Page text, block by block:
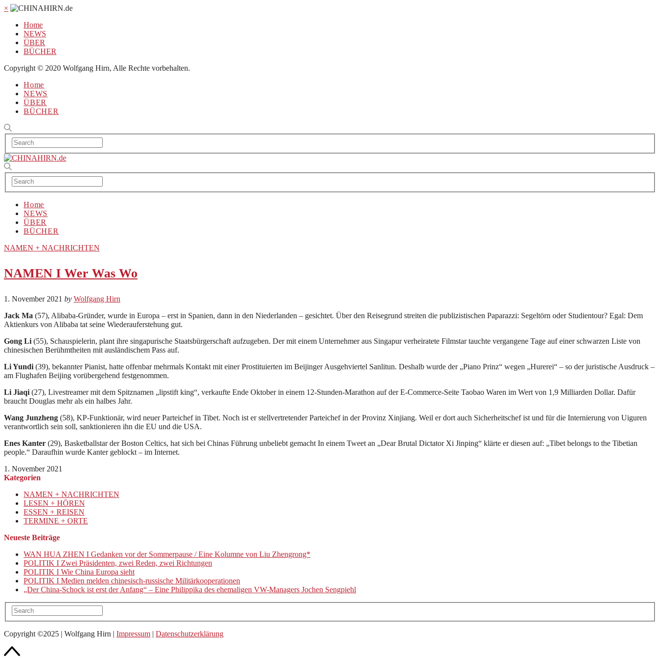
×
Home
NEWS
ÜBER
BÜCHER
Copyright © 2020 Wolfgang Hirn, Alle Rechte vorbehalten.
Home
NEWS
ÜBER
BÜCHER
Home
NEWS
ÜBER
BÜCHER
NAMEN + NACHRICHTEN
NAMEN I Wer Was Wo
1. November 2021 by Wolfgang Hirn
Jack Ma (57), Alibaba-Gründer, wurde in Europa – erst in Spanien, dann in den Niederlanden – gesichtet. Über den Reisegrund streiten die publizistischen Paparazzi: Segeltörn oder Studientour? Egal: Dem
Aktienkurs von Alibaba tat seine Wiederauferstehung gut.
Gong Li (55), Schauspielerin, plant ihre singapurische Staatsbürgerschaft aufzugeben. Der mit einem Unternehmer aus Singapur verheiratete Filmstar tauchte vergangene Tage auf einer schwarzen Liste von
chinesischen Berühmtheiten mit ausländischem Pass auf.
Li Yundi (39), bekannter Pianist, hatte offenbar mehrmals Kontakt mit einer Prostituierten im Beijinger Ausgehviertel Sanlitun. Deshalb wurde der „Piano Prinz“ wegen „Hurerei“ – so der juristische Ausdruck –
am Flughafen Beijing vorübergehend festgenommen.
Li Jiaqi (27), Livestreamer mit dem Spitznamen „lipstift king“, verkaufte Ende Oktober in einem 12-Stunden-Marathon auf der E-Commerce-Seite Taobao Waren im Wert von 1,9 Milliarden Dollar. Dafür
braucht Douglas mehr als ein halbes Jahr.
Wang Junzheng (58), KP-Funktionär, wird neuer Parteichef in Tibet. Noch ist er stellvertretender Parteichef in der Provinz Xinjiang. Weil er dort auch Sicherheitschef ist und für die Internierung von Uiguren
verantwortlich sein soll, sanktionieren ihn die EU und die USA.
Enes Kanter (29), Basketballstar der Boston Celtics, hat sich bei Chinas Führung unbeliebt gemacht In einem Tweet an „Dear Brutal Dictator Xi Jinping“ klärte er diesen auf: „Tibet belongs to the Tibetian
people.“ Daraufhin wurde Kanter geblockt – im Internet.
1. November 2021
Kategorien
NAMEN + NACHRICHTEN
LESEN + HÖREN
ESSEN + REISEN
TERMINE + ORTE
Neueste Beiträge
WAN HUA ZHEN I Gedanken vor der Sommerpause / Eine Kolumne von Liu Zhengrong*
POLITIK I Zwei Präsidenten, zwei Reden, zwei Richtungen
POLITIK I Wie China Europa sieht
POLITIK I Medien melden chinesisch-russische Militärkooperationen
„Der China-Schock ist erst der Anfang“ – Eine Philippika des ehemaligen VW-Managers Jochen Sengpiehl
Copyright ©2025 | Wolfgang Hirn | Impressum | Datenschutzerklärung